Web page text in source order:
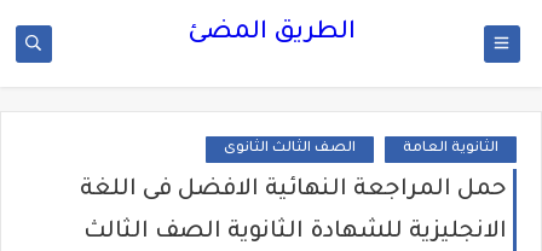
الطريق المضئ
الثانوية العامة الصف الثالث الثانوى
حمل المراجعة النهائية الافضل فى اللغة
الانجليزية للشهادة الثانوية الصف الثالث